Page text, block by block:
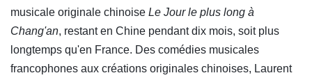
musicale originale chinoise Le Jour le plus long à
Chang'an, restant en Chine pendant dix mois, soit plus
longtemps qu'en France. Des comédies musicales
francophones aux créations originales chinoises, Laurent